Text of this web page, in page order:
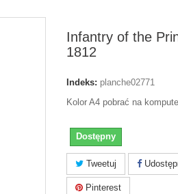
Infantry of the
1812
Indeks: planche02771
Kolor A4 pobrać na
Dostępny
Tweetuj
Pinterest